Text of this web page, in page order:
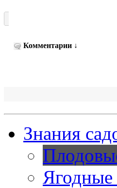
Комментарии ↓
Знания
Ягодные